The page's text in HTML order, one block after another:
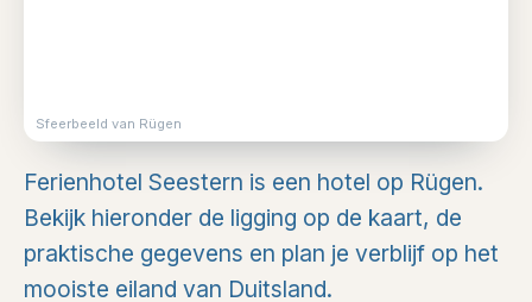
Sfeerbeeld van Rügen
Ferienhotel Seestern is een hotel op Rügen.
Bekijk hieronder de ligging op de kaart, de
praktische gegevens en plan je verblijf op het
mooiste eiland van Duitsland.